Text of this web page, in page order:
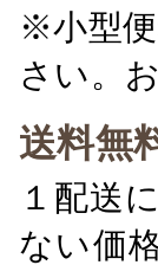
※小型
さい。
送料無
１配送
ない価